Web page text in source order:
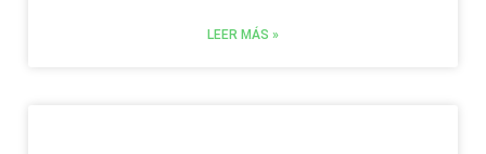
LEER MÁS »